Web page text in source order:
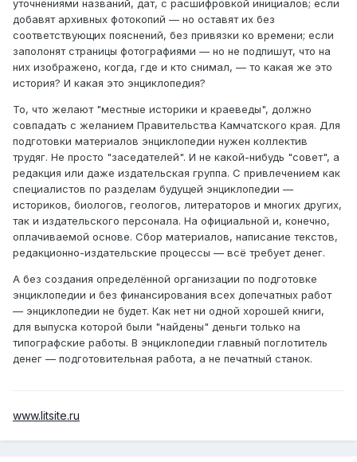
уточнениями названий, дат, с расшифровкой инициалов; если
добавят архивных фотокопий — но оставят их без
соответствующих пояснений, без привязки ко времени; если
заполонят страницы фотографиями — но не подпишут, что на
них изображено, когда, где и кто снимал, — то какая же это
история? И какая это энциклопедия?
То, что желают "местные историки и краеведы", должно
совпадать с желанием Правительства Камчатского края. Для
подготовки материалов энциклопедии нужен коллектив
трудяг. Не просто "заседателей". И не какой-нибудь "совет", а
редакция или даже издательская группа. С привлечением как
специалистов по разделам будущей энциклопедии —
историков, биологов, геологов, литераторов и многих других,
так и издательского персонала. На официальной и, конечно,
оплачиваемой основе. Сбор материалов, написание текстов,
редакционно-издательские процессы — всё требует денег.
А без создания определённой организации по подготовке
энциклопедии и без финансирования всех допечатных работ
— энциклопедии не будет. Как нет ни одной хорошей книги,
для выпуска которой были "найдены" деньги только на
типографские работы. В энциклопедии главный поглотитель
денег — подготовительная работа, а не печатный станок.
www.litsite.ru